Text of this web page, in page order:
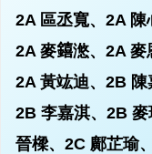
2A 區丞寬、2A 陳
2A ⿆𨭎滺、2A ⿆
2A ⿈竑迪、2B 陳
2B 李嘉淇、2B
晉樑、2C 鄺芷瑜